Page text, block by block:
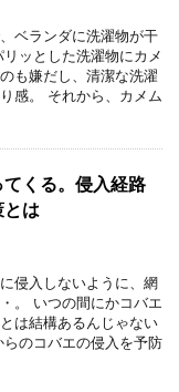
ベランダに洗濯物が干
ッとした洗濯物にカメ
も嫌だし、清潔な洗濯
感。 それから、カメム
くる。侵入経路
とは
侵入しないように、網
。 いつの間にかコバエ
は結構あるんじゃない
のコバエの侵入を予防